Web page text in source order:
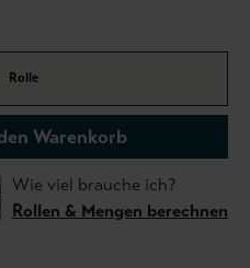
Rolle
Warenkorb
Wie viel brauche ich?
Rollen & Mengen berechnen